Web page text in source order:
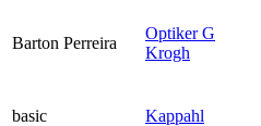
Barton Perreira
Optiker G
Krogh
basic Kappahl